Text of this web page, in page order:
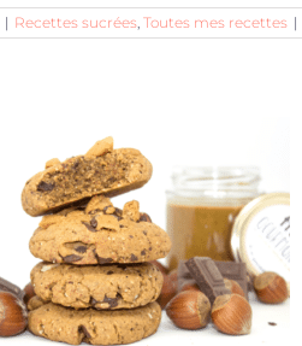
| Recettes sucrées, Toutes mes recettes |